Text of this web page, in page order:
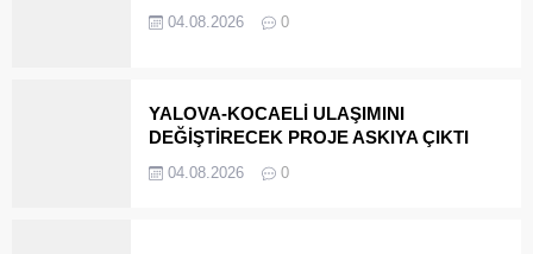
04.08.2026 0
YALOVA-KOCAELİ ULAŞIMINI
DEĞİŞTİRECEK PROJE ASKIYA ÇIKTI
04.08.2026 0